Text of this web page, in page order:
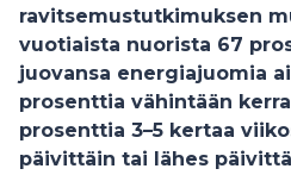
ravitsemustutkimuksen
vuotiaista nuorista 67
juovansa energiajuomia
prosenttia vähintään
prosenttia 3–5 kertaa
päivittäin tai lähes